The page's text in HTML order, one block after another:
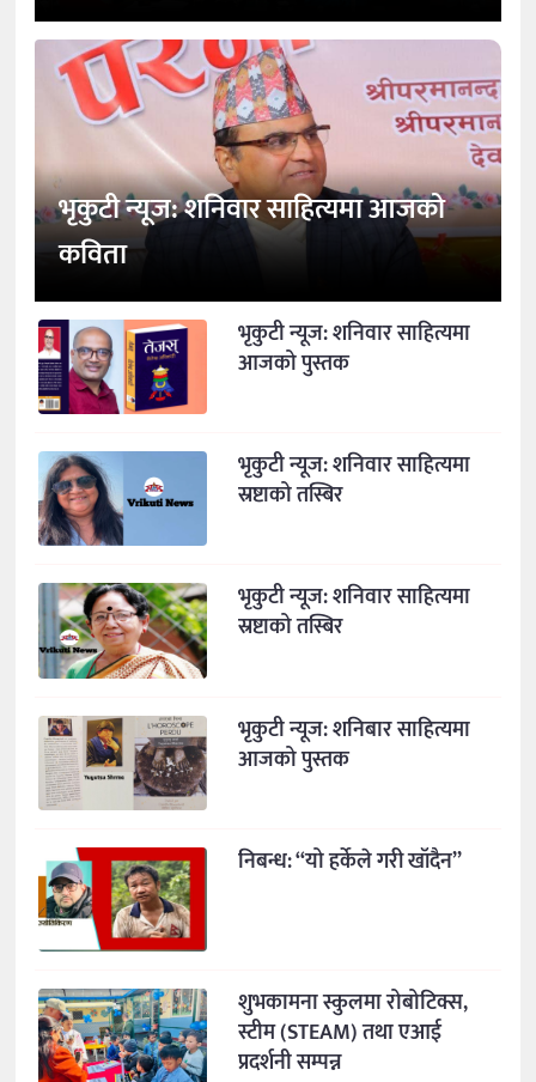
भृकुटी न्यूज: शनिवार साहित्यमा आजको
कविता
भृकुटी न्यूज: शनिवार साहित्यमा
आजको पुस्तक
भृकुटी न्यूज: शनिवार साहित्यमा
स्रष्टाको तस्बिर
भृकुटी न्यूज: शनिवार साहित्यमा
स्रष्टाको तस्बिर
भृकुटी न्यूज: शनिबार साहित्यमा
आजको पुस्तक
निबन्ध: “यो हर्केले गरी खाँदैन”
शुभकामना स्कुलमा रोबोटिक्स,
स्टीम (STEAM) तथा एआई
प्रदर्शनी सम्पन्न